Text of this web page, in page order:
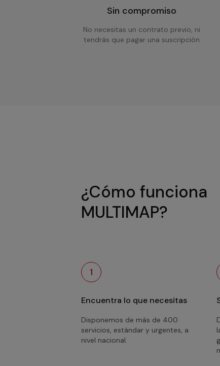
Sin compromiso
No necesitas un contrato previo, ni
tendrás que pagar una suscripción
¿Cómo funciona
MULTIMAP?
1
Encuentra lo que necesitas
Disponemos de más de 400
servicios, estándar y urgentes, a
nivel nacional.